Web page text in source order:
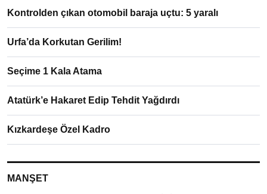
Kontrolden çıkan otomobil baraja uçtu: 5 yaralı
Urfa’da Korkutan Gerilim!
Seçime 1 Kala Atama
Atatürk’e Hakaret Edip Tehdit Yağdırdı
Kızkardeşe Özel Kadro
MANŞET